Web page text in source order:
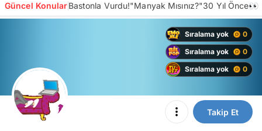
Güncel KonularBastonla Vurdu!"Manyak Mısınız?"30 Yıl Önce👀
Sıralama yok
0
Sıralama yok
0
Sıralama yok
0
Takip Et